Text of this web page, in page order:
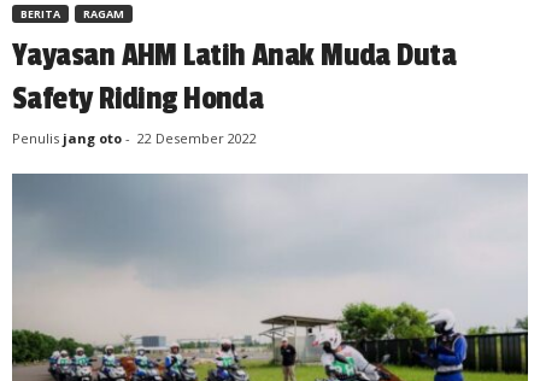
BERITA RAGAM
Yayasan AHM Latih Anak Muda Duta
Safety Riding Honda
Penulis jang oto - 22 Desember 2022